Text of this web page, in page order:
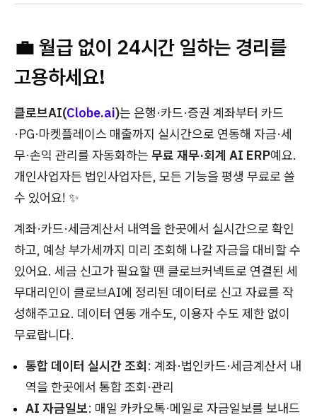
💼 월급 없이 24시간 일하는 경리를
고용하세요!
클로브AI(Clobe.ai)는 은행·카드·증권 계좌부터 카드
·PG·마켓플레이스 매출까지 실시간으로 연동해 자금·세
무·손익 관리를 자동화하는 무료 재무·회계 AI ERP예요.
개인사업자든 법인사업자든, 모든 기능을 평생 무료로 쓸
수 있어요! ✨
계좌·카드·세금계산서 내역을 한곳에서 실시간으로 확인
하고, 예상 부가세까지 미리 조회해 나갈 자금을 대비할 수
있어요. 세금 신고가 필요할 땐 클로브커넥트로 연결된 세
무대리인이 클로브AI에 정리된 데이터로 신고 자료를 작
성해주고요. 데이터 연동 개수도, 이용자 수도 제한 없이
무료랍니다.
통합 데이터 실시간 조회: 계좌·법인카드·세금계산서 내
역을 한곳에서 통합 조회·관리
AI 자금일보: 매일 카카오톡·메일로 자금일보를 보내드